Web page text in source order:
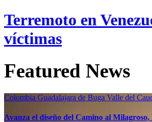
Terremoto en
víctimas
Featured News
Colombia Guadalajara de Buga Valle del
Avanza el diseño del Camino al